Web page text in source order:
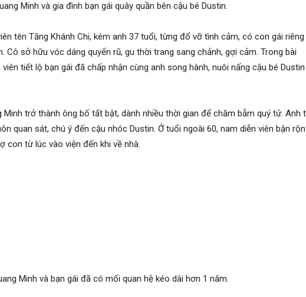
Minh cho biết anh muốn sống bình yên, tập trung làm nghề nên không tiết